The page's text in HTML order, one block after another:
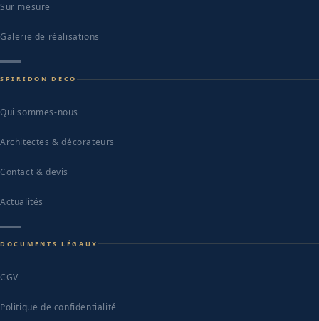
Sur mesure
Galerie de réalisations
SPIRIDON DECO
Qui sommes-nous
Architectes & décorateurs
Contact & devis
Actualités
DOCUMENTS LÉGAUX
CGV
Politique de confidentialité